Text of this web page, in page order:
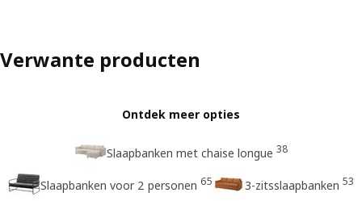
Verwante producten
Ontdek meer opties
Slaapbanken met chaise longue 38
Slaapbanken voor 2 personen 65 3-zitsslaapbanken 53